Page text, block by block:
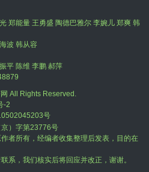
郑能量 王勇盛 陶德巴雅尔 李婉儿 郑爽 韩
波 韩从容
平 陈维 李鹏 郝萍
All Rights Reserved.
-2
号
）字第23776号
者所有，经编者收集整理后发表，目的在
系，我们核实后将回应并改正，谢谢。